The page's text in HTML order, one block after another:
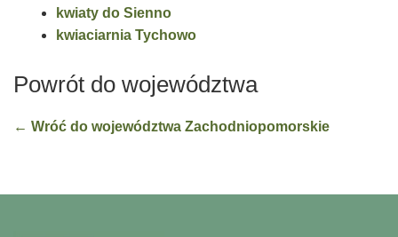
kwiaty do Sienno
kwiaciarnia Tychowo
Powrót do województwa
← Wróć do województwa Zachodniopomorskie